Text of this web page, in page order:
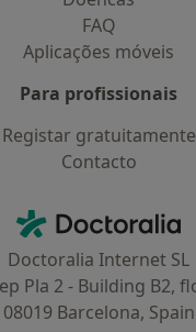
FAQ
Aplicações móveis
Para profissionais
Registar gratuitamente
Contacto
Doctoralia -
Doctoralia Internet SL
Pla 2 - Building B2,
08019 Barcelona, Spain